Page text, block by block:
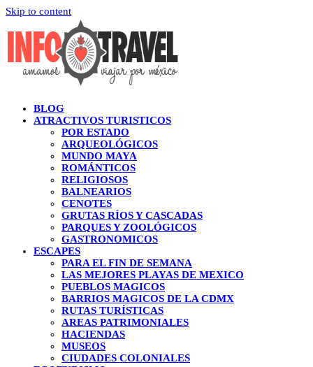
Skip to content
BLOG
ATRACTIVOS TURISTICOS
POR ESTADO
ARQUEOLÓGICOS
MUNDO MAYA
ROMÁNTICOS
RELIGIOSOS
BALNEARIOS
CENOTES
GRUTAS RÍOS Y CASCADAS
PARQUES Y ZOOLÓGICOS
GASTRONOMICOS
ESCAPES
PARA EL FIN DE SEMANA
LAS MEJORES PLAYAS DE MEXICO
PUEBLOS MAGICOS
BARRIOS MAGICOS DE LA CDMX
RUTAS TURÍSTICAS
AREAS PATRIMONIALES
HACIENDAS
MUSEOS
CIUDADES COLONIALES